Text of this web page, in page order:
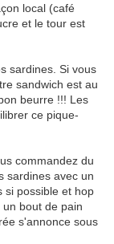
local (café
et le tour est
sardines. Si vous
sandwich est au
beurre !!! Les
ce pique-
commandez du
sardines avec un
si possible et hop
bout de pain
s'annonce sous